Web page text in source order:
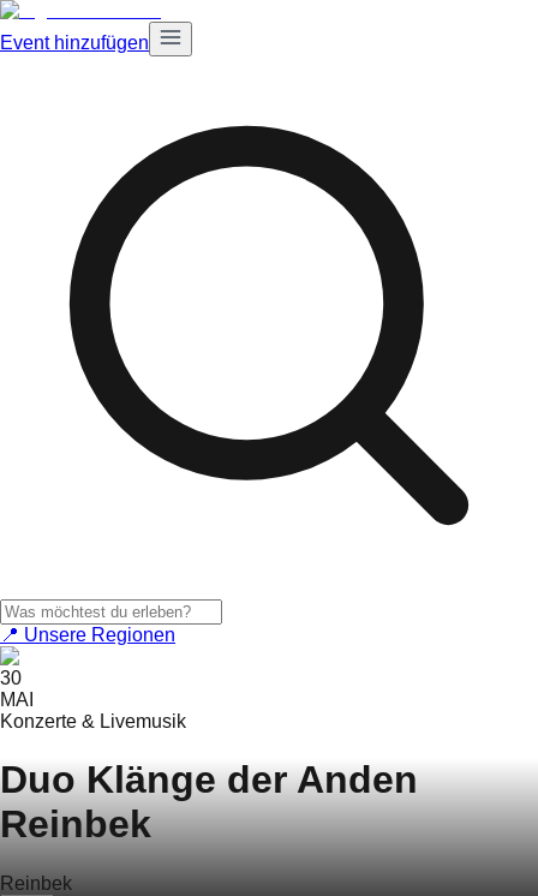
Event hinzufügen
📍 Unsere Regionen
30
MAI
Konzerte & Livemusik
Duo Klänge der Anden
Reinbek
Reinbek